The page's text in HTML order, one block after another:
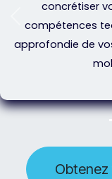
concrétiser
compétences
approfondie de
Précédent